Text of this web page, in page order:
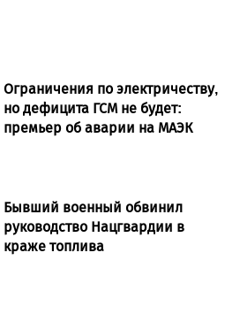
Ограничения по электричеству,
но дефицита ГСМ не будет:
премьер об аварии на МАЭК
Бывший военный обвинил
руководство Нацгвардии в
краже топлива